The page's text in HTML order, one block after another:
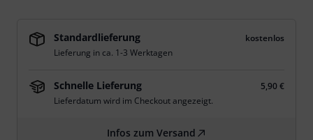
Standardlieferung
kostenlos
Lieferung in ca. 1-3 Werktagen
Schnelle Lieferung
5,90 €
Lieferdatum wird im Checkout angezeigt.
Infos zum Versand